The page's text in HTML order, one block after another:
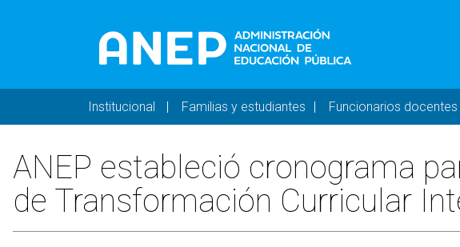
Navegación principal - DESKTOP
Institucional Familias y estudiantes Funcionarios docentes
ANEP estableció cronograma
de Transformación Curricular